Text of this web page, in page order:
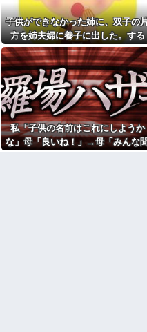
生理の予定が８月６日なんだ
けど７月２９日にドバッと鮮血
でたから生理かな？って思った
のよね
【うわぁ】 都営団地住み、年
収10万円上げると「大変なこ
と」になるｗｗｗｗｗｗｗ
シャウエッセン公式、またこ
ういうのでいい丼をポスト
ダイアンのじゃない方がユー
スケさんになってしまっている
という事実←これ
【画像】ディズニーのおいな
り巻（600円）、流石にアレすぎ
子供ができなかった姉に、双子の
方を姉夫婦に養子に出した。する
と、養子に出した子がすごく礼儀
しくてビックリ
私「子供の名前はこれにしようか
な」母「良いね！」→母「みんな